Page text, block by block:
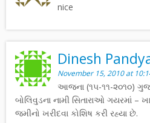
nice
Dinesh
November 15, 2010 at
આજના (૧૫-૧૧-૨૦૧૦)
બોલિવુડના નામી સિતારાઓ ગયરમાં
જમીનો ખરીદવા કોશિષ કરી રહ્યા છે.